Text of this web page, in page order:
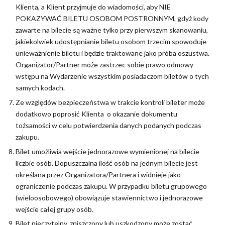
Klienta, a Klient przyjmuje do wiadomości, aby NIE
POKAZYWAĆ BILETU OSOBOM POSTRONNYM, gdyż kody
zawarte na bilecie są ważne tylko przy pierwszym skanowaniu,
jakiekolwiek udostępnianie biletu osobom trzecim spowoduje
unieważnienie biletu i będzie traktowane jako próba oszustwa.
Organizator/Partner może zastrzec sobie prawo odmowy
wstępu na Wydarzenie wszystkim posiadaczom biletów o tych
samych kodach.
Ze względów bezpieczeństwa w trakcie kontroli bileter może
dodatkowo poprosić Klienta o okazanie dokumentu
tożsamości w celu potwierdzenia danych podanych podczas
zakupu.
Bilet umożliwia wejście jednorazowe wymienionej na bilecie
liczbie osób. Dopuszczalna ilość osób na jednym bilecie jest
określana przez Organizatora/Partnera i widnieje jako
ograniczenie podczas zakupu. W przypadku biletu grupowego
(wieloosobowego) obowiązuje stawiennictwo i jednorazowe
wejście całej grupy osób.